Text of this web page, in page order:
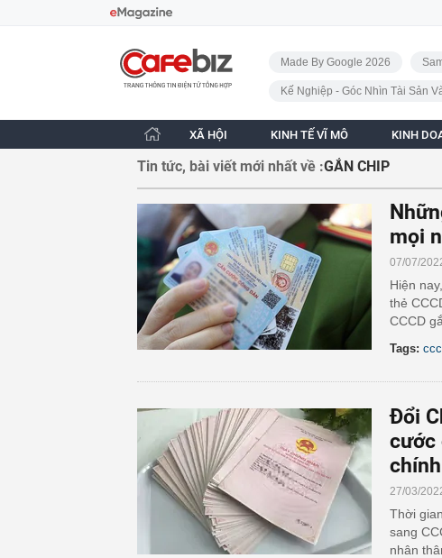
CafeBiz - Trang chủ
Made By Google 2026
Kế Nghiệp - Góc Nhìn Tài Sản
XÃ HỘI KINH TẾ VĨ MÔ KINH
Tin tức, bài viết mới nhất về :GẮN CHIP
mọi
07/07/
Hiện
thẻ
CCCD
Tags:
Đổi
cước
27/03/
Thời
sang
nhân